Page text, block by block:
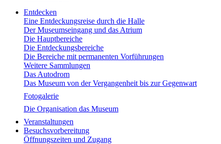
Entdecken
Eine Entdeckungsreise durch die Halle
Der Museumseingang und das Atrium
Die Hauptbereiche
Die Entdeckungsbereiche
Die Bereiche mit permanenten Vorführungen
Weitere Sammlungen
Das Autodrom
Das Museum von der Vergangenheit bis zur Gegenwart
Fotogalerie
Die Organisation das Museum
Veranstaltungen
Besuchsvorbereitung
Öffnungszeiten und Zugang